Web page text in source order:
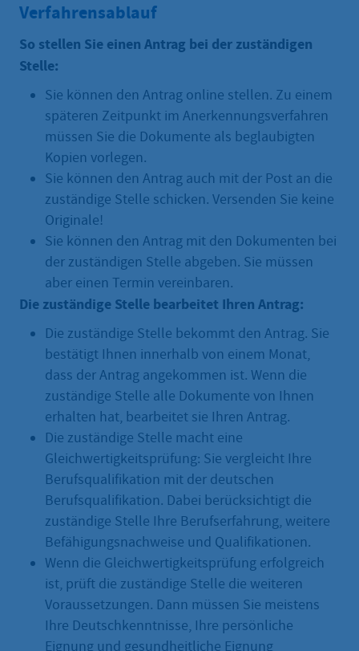
Verfahrensablauf
So stellen Sie einen Antrag bei der zuständigen
Stelle:
Sie können den Antrag online stellen. Zu einem
späteren Zeitpunkt im Anerkennungsverfahren
müssen Sie die Dokumente als beglaubigten
Kopien vorlegen.
Sie können den Antrag auch mit der Post an die
zuständige Stelle schicken. Versenden Sie keine
Originale!
Sie können den Antrag mit den Dokumenten bei
der zuständigen Stelle abgeben. Sie müssen
aber einen Termin vereinbaren.
Die zuständige Stelle bearbeitet Ihren Antrag:
Die zuständige Stelle bekommt den Antrag. Sie
bestätigt Ihnen innerhalb von einem Monat,
dass der Antrag angekommen ist. Wenn die
zuständige Stelle alle Dokumente von Ihnen
erhalten hat, bearbeitet sie Ihren Antrag.
Die zuständige Stelle macht eine
Gleichwertigkeitsprüfung: Sie vergleicht Ihre
Berufsqualifikation mit der deutschen
Berufsqualifikation. Dabei berücksichtigt die
zuständige Stelle Ihre Berufserfahrung, weitere
Befähigungsnachweise und Qualifikationen.
Wenn die Gleichwertigkeitsprüfung erfolgreich
ist, prüft die zuständige Stelle die weiteren
Voraussetzungen. Dann müssen Sie meistens
Ihre Deutschkenntnisse, Ihre persönliche
Eignung und gesundheitliche Eignung